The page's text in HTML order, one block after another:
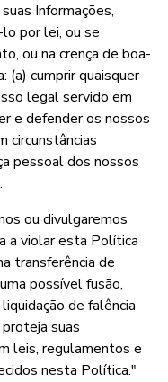
Informações,
por lei, ou se
ou na crença de boa-
(a) cumprir quaisquer
legal servido em
e defender os nossos
circunstâncias
pessoal dos nossos
ou divulgaremos
a violar esta Política
transferência de
possível fusão,
de falência
suas
leis, regulamentos e
nesta Política."